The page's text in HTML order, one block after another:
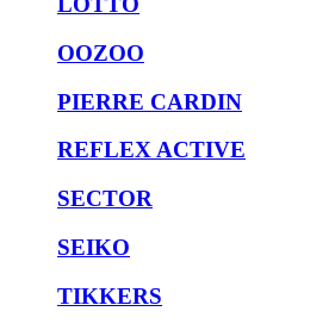
OOZOO
PIERRE CARDIN
REFLEX ACTIVE
SECTOR
SEIKO
TIKKERS